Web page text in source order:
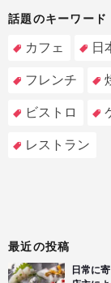
話題のキーワード
カフェ 日
フレンチ
ビストロ
レストラン
最近の投稿
日常に